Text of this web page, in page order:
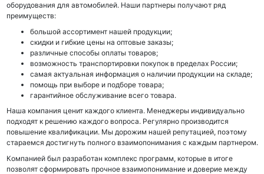
оборудования для автомобилей. Наши партнеры получают ряд
преимуществ:
большой ассортимент нашей продукции;
скидки и гибкие цены на оптовые заказы;
различные способы оплаты товаров;
возможность транспортировки покупок в пределах России;
самая актуальная информация о наличии продукции на складе;
помощь при выборе и подборе товара;
гарантийное обслуживание всего товара.
Наша компания ценит каждого клиента. Менеджеры индивидуально
подходят к решению каждого вопроса. Регулярно производится
повышение квалификации. Мы дорожим нашей репутацией, поэтому
стараемся достигнуть полного взаимопонимания с каждым партнером.
Компанией был разработан комплекс программ, которые в итоге
позволят сформировать прочное взаимопонимание и доверие между